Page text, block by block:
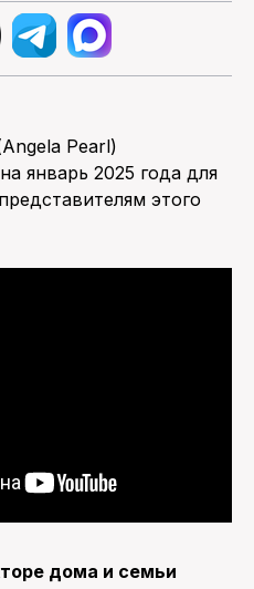
Pearl)
январь 2025 года для
этого
дома и семьи